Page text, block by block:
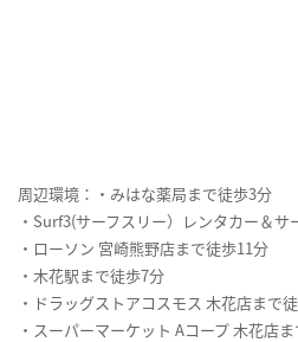
周辺環境：・みはな薬局まで徒歩3分
・Surf3(サーフスリー）レンタカー＆
・ローソン 宮崎熊野店まで徒歩11分
・木花駅まで徒歩7分
・ドラッグストアコスモス 木花店まで
・スーパーマーケット Aコープ 木花店